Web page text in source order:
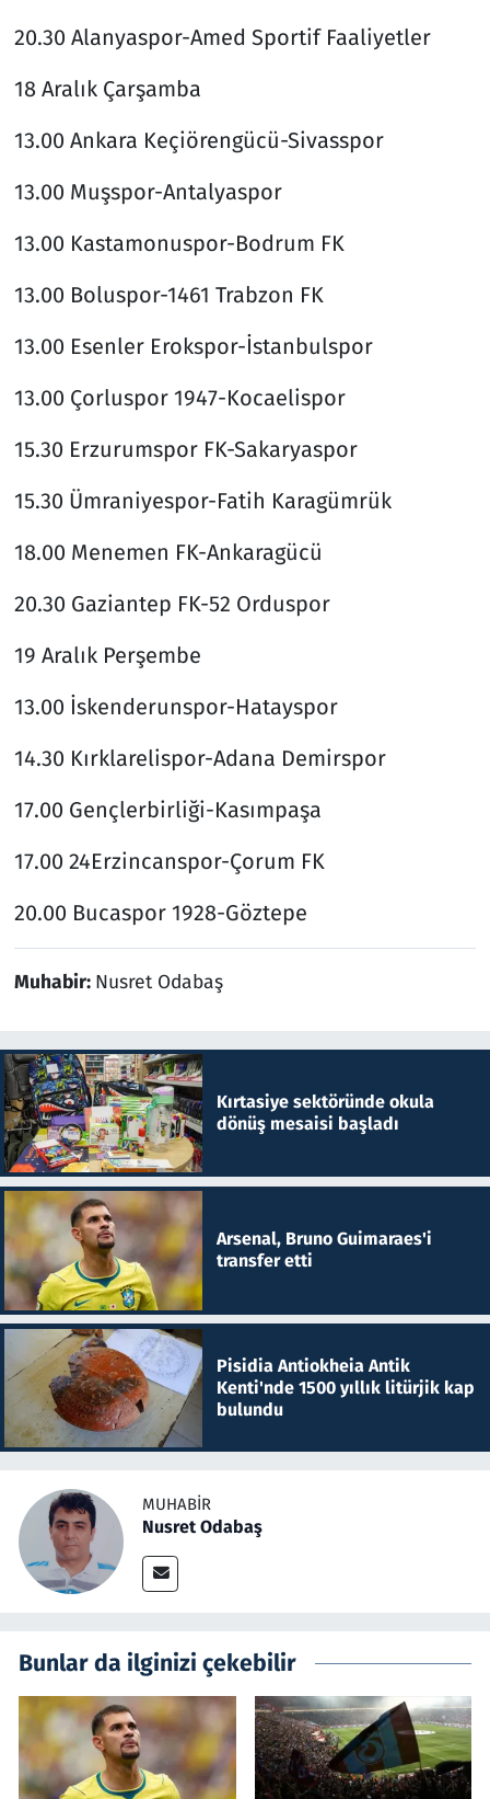
20.30 Alanyaspor-Amed Sportif Faaliyetler
18 Aralık Çarşamba
13.00 Ankara Keçiörengücü-Sivasspor
13.00 Muşspor-Antalyaspor
13.00 Kastamonuspor-Bodrum FK
13.00 Boluspor-1461 Trabzon FK
13.00 Esenler Erokspor-İstanbulspor
13.00 Çorluspor 1947-Kocaelispor
15.30 Erzurumspor FK-Sakaryaspor
15.30 Ümraniyespor-Fatih Karagümrük
18.00 Menemen FK-Ankaragücü
20.30 Gaziantep FK-52 Orduspor
19 Aralık Perşembe
13.00 İskenderunspor-Hatayspor
14.30 Kırklarelispor-Adana Demirspor
17.00 Gençlerbirliği-Kasımpaşa
17.00 24Erzincanspor-Çorum FK
20.00 Bucaspor 1928-Göztepe
Muhabir: Nusret Odabaş
Kırtasiye sektöründe okula
dönüş mesaisi başladı
Arsenal, Bruno Guimaraes'i
transfer etti
Pisidia Antiokheia Antik
Kenti'nde 1500 yıllık litürjik kap
bulundu
MUHABIR
Nusret Odabaş
Bunlar da ilginizi çekebilir